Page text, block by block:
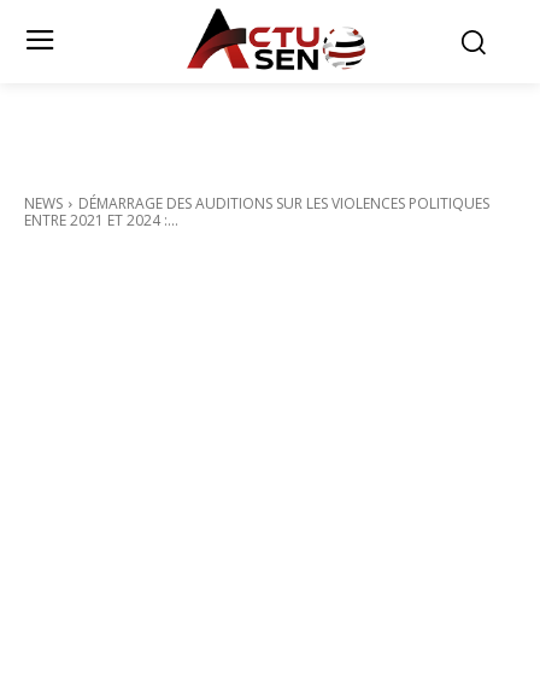
NEWS
DÉMARRAGE DES AUDITIONS SUR LES VIOLENCES POLITIQUES
ENTRE 2021 ET 2024 :...